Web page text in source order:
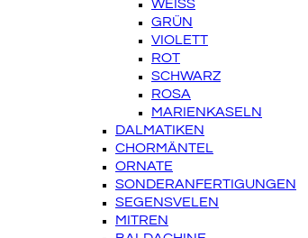
WEISS
GRÜN
VIOLETT
ROT
SCHWARZ
ROSA
MARIENKASELN
DALMATIKEN
CHORMÄNTEL
ORNATE
SONDERANFERTIGUNGEN
SEGENSVELEN
MITREN